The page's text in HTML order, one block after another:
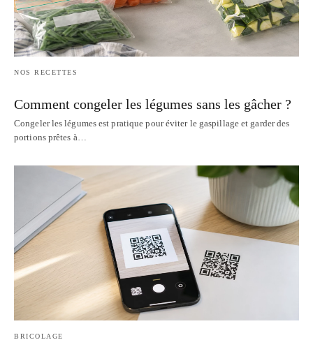
NOS RECETTES
Comment congeler les légumes sans les gâcher ?
Congeler les légumes est pratique pour éviter le gaspillage et garder des
portions prêtes à…
BRICOLAGE